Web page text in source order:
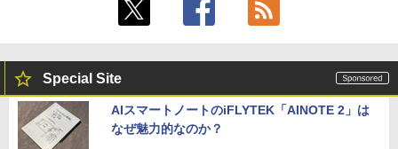
Special Site
AIスマートノートのiFLYTEK「AINOTE 2」は
なぜ魅力的なのか？